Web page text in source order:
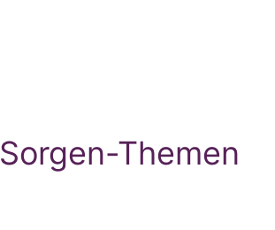
Sorgen-Themen